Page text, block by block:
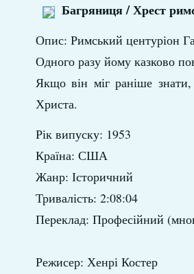
Багряниця / Хрест
Опис: Римський центуріон
Одного разу йому казково
Якщо він міг раніше
Христа.
Рік випуску: 1953
Країна: США
Жанр: Історичний
Тривалість: 2:08:04
Переклад: Професійний
Режисер: Хенрі Костер